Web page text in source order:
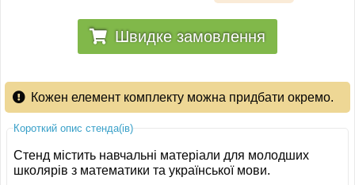
Швидке замовлення
Кожен елемент комплекту можна придбати окремо.
Короткий опис стенда(ів)
Стенд містить навчальні матеріали для молодших
школярів з математики та української мови.